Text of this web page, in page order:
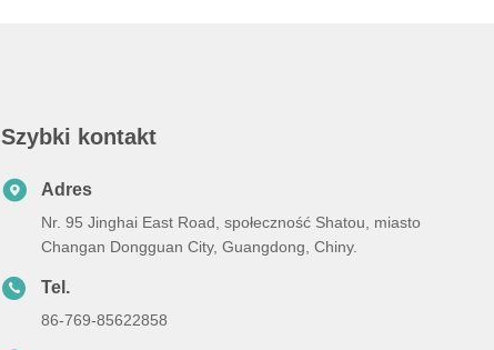
Szybki kontakt
Adres
Nr. 95 Jinghai East Road, społeczność Shatou, miasto
Changan Dongguan City, Guangdong, Chiny.
Tel.
86-769-85622858